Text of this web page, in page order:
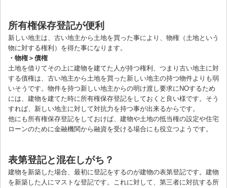
所有権保存登記が便利
新しい地主は、古い地主から土地を買った事により、物権（土地という
物に対する権利）を得た事になります。
・物権＞債権
土地を借りてその上に建物を建てた人が持つ権利、つまり古い地主に対
する債権は、古い地主から土地を買った新しい地主の持つ物件よりも弱
いそうです。物件を持つ新しい地主からの明け渡し要求にNOするため
には、建物を建てた時に所有権保存登記をしておくと良い様です。そう
すれば、新しい地主に対して対抗力を持つ事が出来るからです。
他にも所有権保存登記をしておけば、建物や土地の抵当権の設定や住宅
ローンのために金融機関から融資を受ける場合にも役立つようです。
表第登記と混在しがち？
建物を新築した場合、最初に登記をするのが建物の表第登記です。建物
を新築した人にマストな登記です。これに対して、第三者に対抗する所